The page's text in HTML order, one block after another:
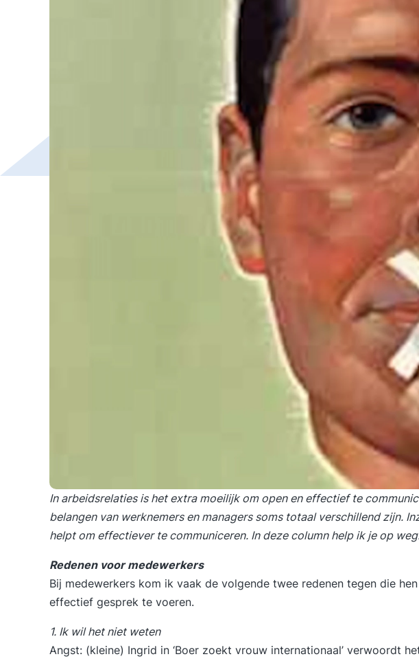
In arbeidsrelaties is het extra moeilijk om open en effectief te
belangen van werknemers en managers soms totaal verschillend zijn.
helpt om effectiever te communiceren. In deze column help ik je op
Redenen voor medewerkers
Bij medewerkers kom ik vaak de volgende twee redenen tegen die
effectief gesprek te voeren.
1. Ik wil het niet weten
Angst: (kleine) Ingrid in ‘Boer zoekt vrouw internationaal’ verwoordt